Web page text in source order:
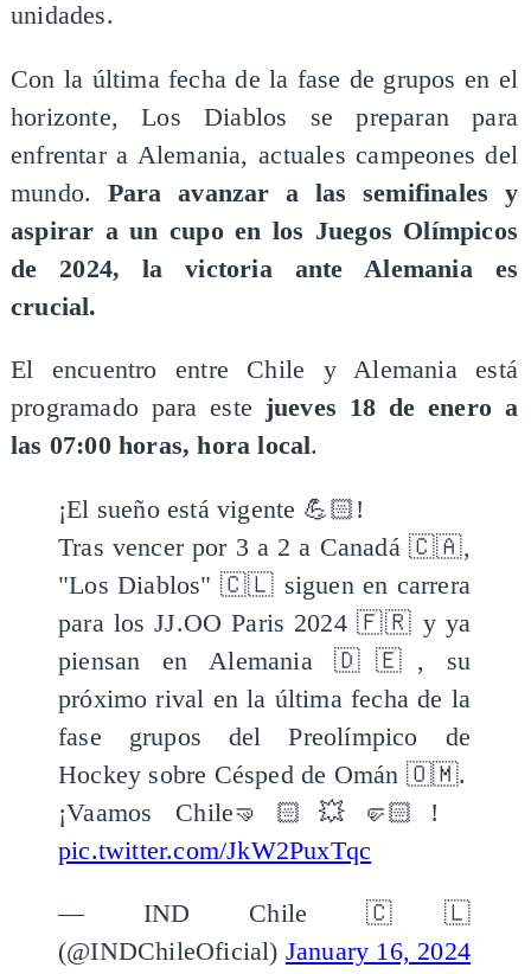
unidades.
Con la última fecha de la fase de grupos en el
horizonte, Los Diablos se preparan para
enfrentar a Alemania, actuales campeones del
mundo. Para avanzar a las semifinales y
aspirar a un cupo en los Juegos Olímpicos
de 2024, la victoria ante Alemania es
crucial.
El encuentro entre Chile y Alemania está
programado para este jueves 18 de enero a
las 07:00 horas, hora local.
¡El sueño está vigente 💪🏻!
Tras vencer por 3 a 2 a Canadá 🇨🇦,
"Los Diablos" 🇨🇱 siguen en carrera
para los JJ.OO Paris 2024 🇫🇷 y ya
piensan en Alemania 🇩🇪, su
próximo rival en la última fecha de la
fase grupos del Preolímpico de
Hockey sobre Césped de Omán 🇴🇲.
¡Vaamos Chile🤜🏻💥🤛🏻!
pic.twitter.com/JkW2PuxTqc
— IND Chile 🇨🇱
(@INDChileOficial) January 16, 2024